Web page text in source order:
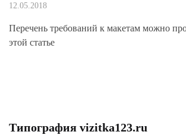
12.05.2018
Перечень требований к макетам можно
этой статье
Типография vizitka123.ru